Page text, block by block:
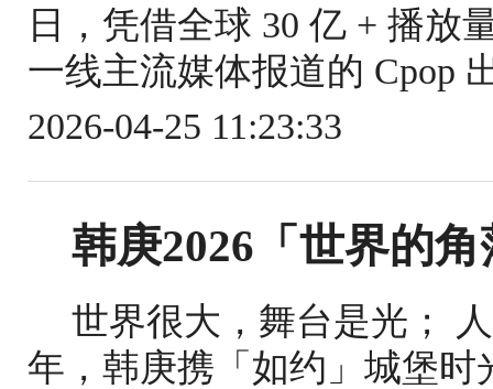
日，凭借全球 30 亿 + 播放
一线主流媒体报道的 Cpop
2026-04-25 11:23:33
韩庚2026「世界的
世界很大，舞台是光；
年，韩庚携「如约」城堡